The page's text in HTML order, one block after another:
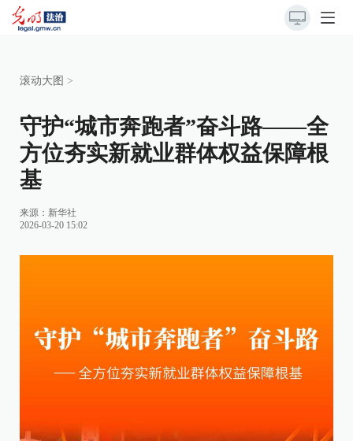
滚动大图 >
守护“城市奔跑者”奋斗路——全
方位夯实新就业群体权益保障根
基
来源： 新华社
2026-03-20 15:02